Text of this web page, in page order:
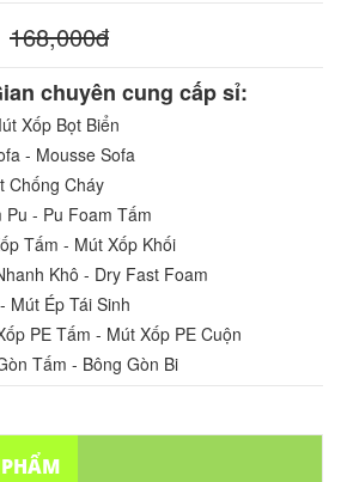
168,000đ
chuyên cung cấp sỉ:
Xốp Bọt Biển
- Mousse Sofa
Chống Cháy
- Pu Foam Tấm
Tấm - Mút Xốp Khối
Khô - Dry Fast Foam
Mút Ép Tái Sinh
PE Tấm - Mút Xốp PE Cuộn
Tấm - Bông Gòn Bi